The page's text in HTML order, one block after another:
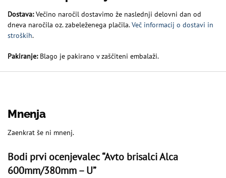
Dostava:Večino naročil dostavimo že naslednji delovni dan od
dneva naročila oz. zabeleženega plačila.Več informacij o dostavi in
stroških.
Pakiranje:Blago je pakirano v zaščiteni embalaži.
Mnenja
Zaenkrat še ni mnenj.
Bodi prvi ocenjevalec “Avto brisalci Alca
600mm/380mm – U”